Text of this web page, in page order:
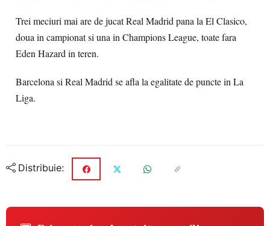
Trei meciuri mai are de jucat Real Madrid pana la El Clasico,
doua in campionat si una in Champions League, toate fara
Eden Hazard in teren.
Barcelona si Real Madrid se afla la egalitate de puncte in La
Liga.
Distribuie: